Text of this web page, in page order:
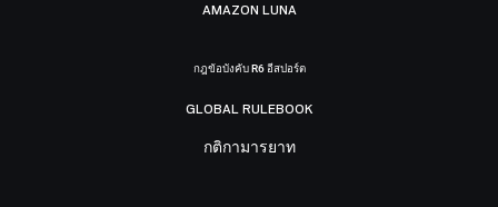
AMAZON LUNA
กฎข้อบังคับ R6 อีสปอร์ต
GLOBAL RULEBOOK
กติกามารยาท